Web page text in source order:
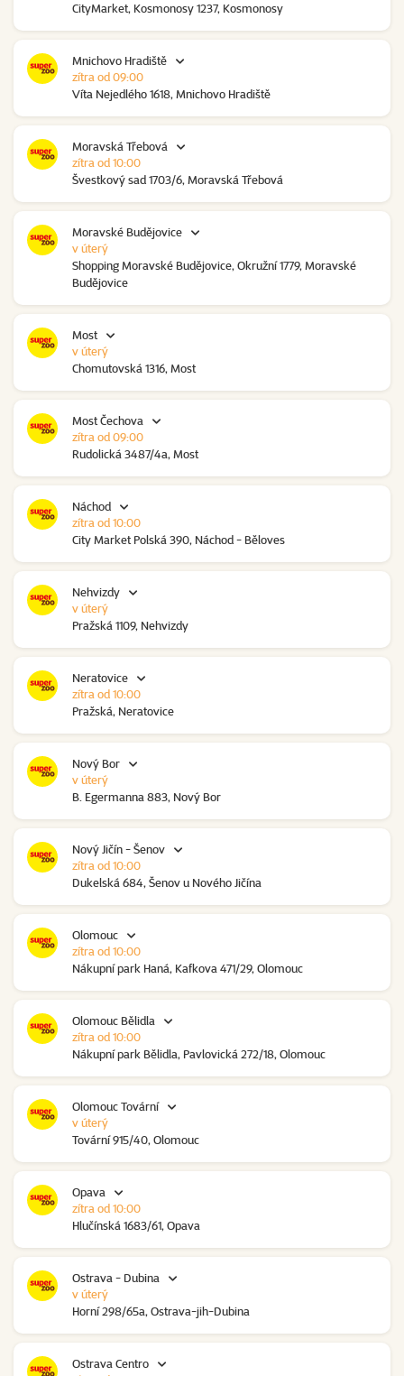
CityMarket, Kosmonosy 1237, Kosmonosy
Mnichovo Hradiště
Víta Nejedlého 1618, Mnichovo Hradiště
zítra od 09:00
Moravská Třebová
Švestkový sad 1703/6, Moravská Třebová
zítra od 10:00
Moravské Budějovice
Shopping Moravské Budějovice, Okružní 1779, Moravské
Budějovice
v úterý
Most
Chomutovská 1316, Most
v úterý
Most Čechova
Rudolická 3487/4a, Most
zítra od 09:00
Náchod
City Market Polská 390, Náchod - Běloves
zítra od 10:00
Nehvizdy
Pražská 1109, Nehvizdy
v úterý
Neratovice
Pražská, Neratovice
zítra od 10:00
Nový Bor
B. Egermanna 883, Nový Bor
v úterý
Nový Jičín - Šenov
Dukelská 684, Šenov u Nového Jičína
zítra od 10:00
Olomouc
Nákupní park Haná, Kafkova 471/29, Olomouc
zítra od 10:00
Olomouc Bělidla
Nákupní park Bělidla, Pavlovická 272/18, Olomouc
zítra od 10:00
Olomouc Tovární
Tovární 915/40, Olomouc
v úterý
Opava
Hlučínská 1683/61, Opava
zítra od 10:00
Ostrava - Dubina
Horní 298/65a, Ostrava-jih-Dubina
v úterý
Ostrava Centro